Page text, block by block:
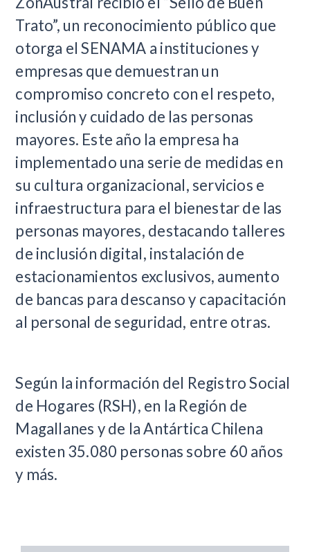
Trato”, un reconocimiento público que
otorga el SENAMA a instituciones y
empresas que demuestran un
compromiso concreto con el respeto,
inclusión y cuidado de las personas
mayores. Este año la empresa ha
implementado una serie de medidas en
su cultura organizacional, servicios e
infraestructura para el bienestar de las
personas mayores, destacando talleres
de inclusión digital, instalación de
estacionamientos exclusivos, aumento
de bancas para descanso y capacitación
al personal de seguridad, entre otras.
Según la información del Registro Social
de Hogares (RSH), en la Región de
Magallanes y de la Antártica Chilena
existen 35.080 personas sobre 60 años
y más.